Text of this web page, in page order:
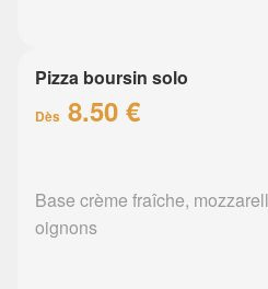
Pizza boursin solo
Dès 8.50 €
Base crème fraîche,
oignons